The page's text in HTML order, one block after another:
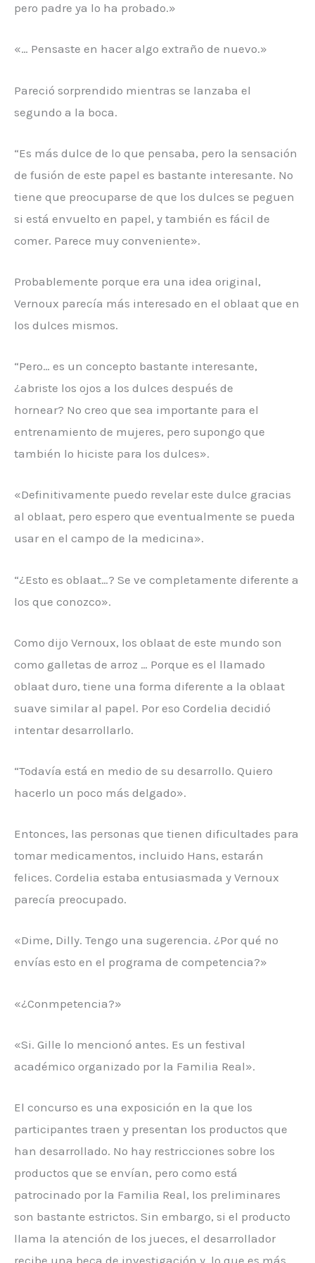
pero padre ya lo ha probado.»
«… Pensaste en hacer algo extraño de nuevo.»
Pareció sorprendido mientras se lanzaba el
segundo a la boca.
“Es más dulce de lo que pensaba, pero la sensación
de fusión de este papel es bastante interesante. No
tiene que preocuparse de que los dulces se peguen
si está envuelto en papel, y también es fácil de
comer. Parece muy conveniente».
Probablemente porque era una idea original,
Vernoux parecía más interesado en el oblaat que en
los dulces mismos.
“Pero… es un concepto bastante interesante,
¿abriste los ojos a los dulces después de
hornear? No creo que sea importante para el
entrenamiento de mujeres, pero supongo que
también lo hiciste para los dulces».
«Definitivamente puedo revelar este dulce gracias
al oblaat, pero espero que eventualmente se pueda
usar en el campo de la medicina».
“¿Esto es oblaat…? Se ve completamente diferente a
los que conozco».
Como dijo Vernoux, los oblaat de este mundo son
como galletas de arroz … Porque es el llamado
oblaat duro, tiene una forma diferente a la oblaat
suave similar al papel. Por eso Cordelia decidió
intentar desarrollarlo.
“Todavía está en medio de su desarrollo. Quiero
hacerlo un poco más delgado».
Entonces, las personas que tienen dificultades para
tomar medicamentos, incluido Hans, estarán
felices. Cordelia estaba entusiasmada y Vernoux
parecía preocupado.
«Dime, Dilly. Tengo una sugerencia. ¿Por qué no
envías esto en el programa de competencia?»
«¿Conmpetencia?»
«Si. Gille lo mencionó antes. Es un festival
académico organizado por la Familia Real».
El concurso es una exposición en la que los
participantes traen y presentan los productos que
han desarrollado. No hay restricciones sobre los
productos que se envían, pero como está
patrocinado por la Familia Real, los preliminares
son bastante estrictos. Sin embargo, si el producto
llama la atención de los jueces, el desarrollador
recibe una beca de investigación y, lo que es más